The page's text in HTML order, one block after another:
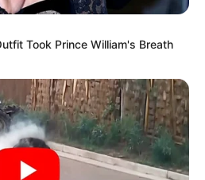
in Deutschland
Bauwerke,
Naturattraktionen in
Took Prince William's Breath